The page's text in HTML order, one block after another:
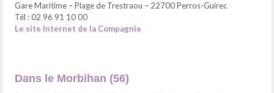
Gare Maritime – Plage de Trestraou – 22700 Perros-Guirec
Tél : 02 96 91 10 00
Le site Internet de la Compagnie
Dans le Morbihan (56)